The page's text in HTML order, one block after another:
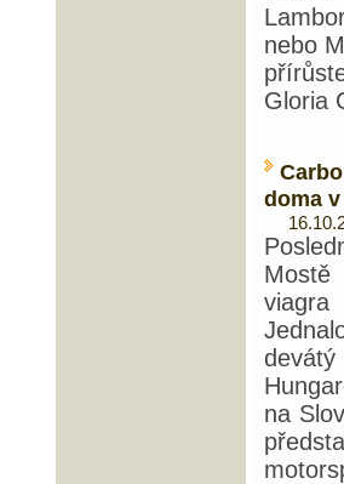
nebo
Gloria
doma
viagra
devátý
na